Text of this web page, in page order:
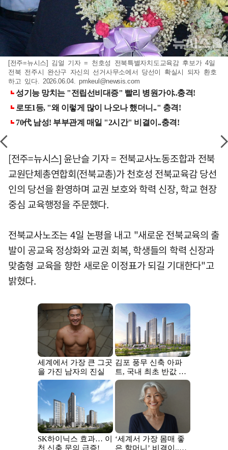
[전주=뉴시스] 김얼 기자 = 천호성 전북특별자치도교육감 후보가 4일
전북 전주시 완산구 자신의 선거사무소에서 당선이 확실시 되자 환호
하고 있다. 2026.06.04.pmkeul@newsis.com
[전주=뉴시스] 윤난슬 기자 = 전북교사노동조합과 전북
교원단체총연합회(전북교총)가 천호성 전북교육감 당선
인의 당선을 환영하며 교권 보호와 학력 신장, 학교 현장
중심 교육행정을 주문했다.
전북교사노조는 4일 논평을 내고 "새로운 전북교육의 출
발이 공교육 정상화와 교권 회복, 학생들의 학력 신장과
맞춤형 교육을 향한 새로운 이정표가 되길 기대한다"고
밝혔다.